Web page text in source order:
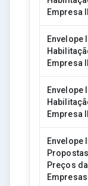
Empresa II
Envelope
Empresa III
Envelope
Empresa III
Envelope
Preços
Empresas